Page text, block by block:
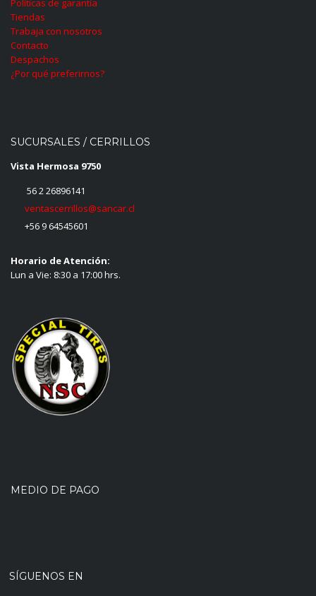
Políticas de garantía
Tiendas
Trabaja con nosotros
Contacto
Despachos
¿Por qué preferirnos?
SUCURSALES / CERRILLOS
Vista Hermosa 9750
56 2 26896141
ventascerrillos@sancar.cl
+56 9 64545601
Horario de Atención:
Lun a Vie: 8:30 a 17:00 hrs.
MEDIO DE PAGO
SÍGUENOS EN